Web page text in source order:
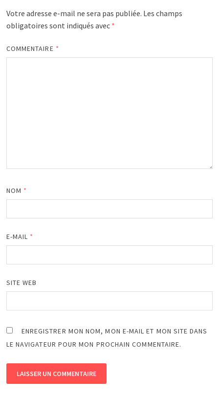
Votre adresse e-mail ne sera pas publiée. Les champs
obligatoires sont indiqués avec *
COMMENTAIRE *
NOM *
E-MAIL *
SITE WEB
ENREGISTRER MON NOM, MON E-MAIL ET MON SITE DANS
LE NAVIGATEUR POUR MON PROCHAIN COMMENTAIRE.